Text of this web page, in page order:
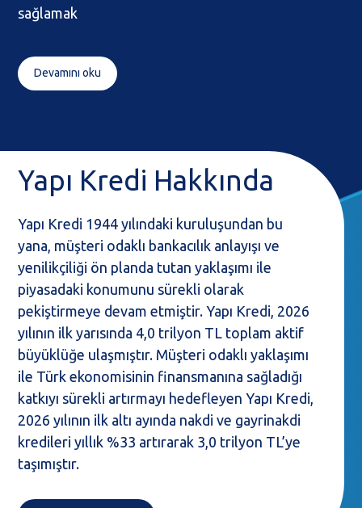
sağlamak
Devamını oku
Yapı Kredi Hakkında
Yapı Kredi 1944 yılındaki kuruluşundan bu
yana, müşteri odaklı bankacılık anlayışı ve
yenilikçiliği ön planda tutan yaklaşımı ile
piyasadaki konumunu sürekli olarak
pekiştirmeye devam etmiştir. Yapı Kredi, 2026
yılının ilk yarısında 4,0 trilyon TL toplam aktif
büyüklüğe ulaşmıştır. Müşteri odaklı yaklaşımı
ile Türk ekonomisinin finansmanına sağladığı
katkıyı sürekli artırmayı hedefleyen Yapı Kredi,
2026 yılının ilk altı ayında nakdi ve gayrinakdi
kredileri yıllık %33 artırarak 3,0 trilyon TL’ye
taşımıştır.